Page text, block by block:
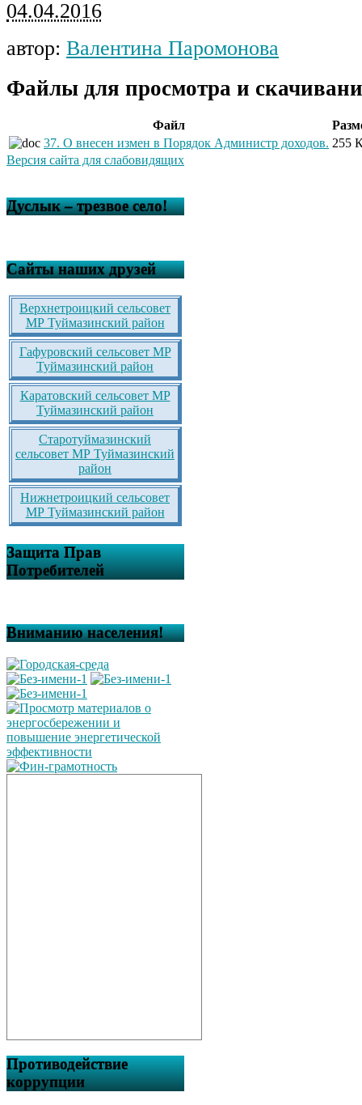
04.04.2016
автор: Валентина Паромонова
Файлы для просмотра и
Файл
37. О внесен измен в Порядок Администр доходов. 255
Версия сайта для слабовидящих
Дуслык – трезвое село!
Сайты наших друзей
Верхнетроицкий сельсовет
МР Туймазинский район
Гафуровский сельсовет МР
Туймазинский район
Каратовский сельсовет МР
Туймазинский район
Старотуймазинский
сельсовет МР Туймазинский
район
Нижнетроицкий сельсовет
МР Туймазинский район
Защита Прав
Потребителей
Вниманию населения!
Противодействие
коррупции